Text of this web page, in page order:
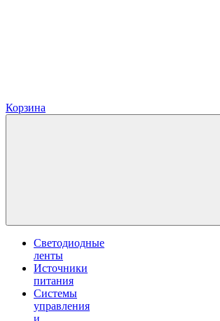
Корзина
Светодиодные
ленты
Источники
питания
Системы
управления
и